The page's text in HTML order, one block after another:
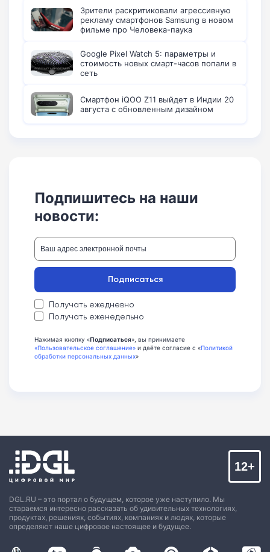
Зрители раскритиковали агрессивную
рекламу смартфонов Samsung в новом
фильме про Человека-паука
Google Pixel Watch 5: параметры и
стоимость новых смарт-часов попали в
сеть
Смартфон iQOO Z11 выйдет в Индии 20
августа с обновленным дизайном
Подпишитесь на наши
новости:
Получать ежедневно
Получать еженедельно
Подписаться
Нажимая кнопку «Подписаться», вы принимаете
«Пользовательское соглашение» и даёте согласие с «Политикой
обработки персональных данных»
DGL.RU – это портал о будущем, которое уже наступило. Мы
стараемся интересно рассказать об удивительных технологиях,
продуктах, решениях, событиях, компаниях и людях, которые
определяют наше цифровое настоящее и будущее.
12+